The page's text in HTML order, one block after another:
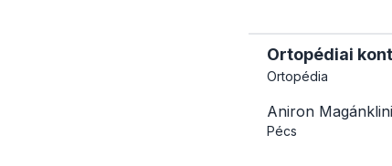
Ortopédiai
Ortopédia
Aniron
Pécs